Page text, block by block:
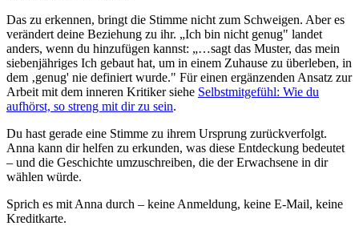
Das zu erkennen, bringt die Stimme nicht zum Schweigen. Aber es
verändert deine Beziehung zu ihr. „Ich bin nicht genug" landet
anders, wenn du hinzufügen kannst: „…sagt das Muster, das mein
siebenjähriges Ich gebaut hat, um in einem Zuhause zu überleben, in
dem ‚genug' nie definiert wurde." Für einen ergänzenden Ansatz zur
Arbeit mit dem inneren Kritiker siehe Selbstmitgefühl: Wie du
aufhörst, so streng mit dir zu sein.
Du hast gerade eine Stimme zu ihrem Ursprung zurückverfolgt.
Anna kann dir helfen zu erkunden, was diese Entdeckung bedeutet
– und die Geschichte umzuschreiben, die der Erwachsene in dir
wählen würde.
Sprich es mit Anna durch – keine Anmeldung, keine E-Mail, keine
Kreditkarte.